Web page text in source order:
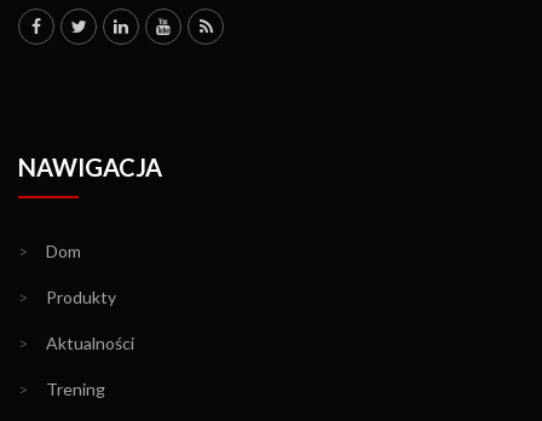
NAWIGACJA
> Dom
> Produkty
> Aktualności
> Trening